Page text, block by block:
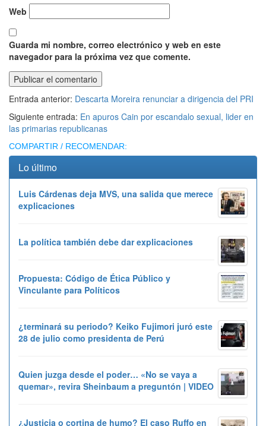
Web
Guarda mi nombre, correo electrónico y web en este
navegador para la próxima vez que comente.
Entrada anterior: Descarta Moreira renunciar a dirigencia del PRI
Siguiente entrada: En apuros Cain por escandalo sexual, lider en
las primarias republicanas
COMPARTIR / RECOMENDAR:
Lo último
Luis Cárdenas deja MVS, una salida que merece
explicaciones
La política también debe dar explicaciones
Propuesta: Código de Ética Público y
Vinculante para Políticos
¿terminará su periodo? Keiko Fujimori juró este
28 de julio como presidenta de Perú
Quien juzga desde el poder… «No se vaya a
quemar», revira Sheinbaum a preguntón | VIDEO
¿Justicia o cortina de humo? El caso Ruffo en